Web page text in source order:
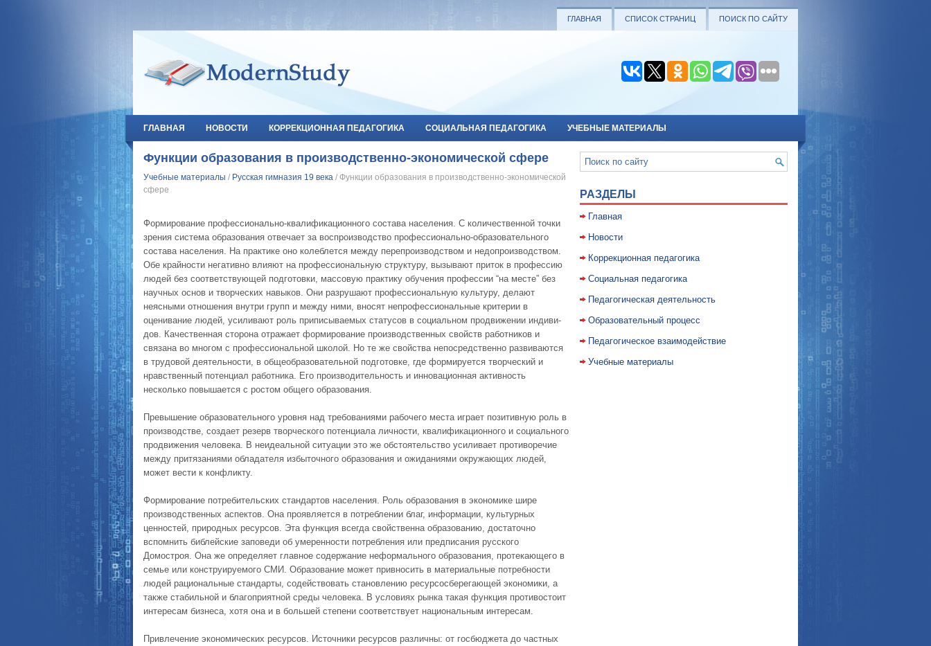
ГЛАВНАЯ СПИСОК СТРАНИЦ ПОИСК ПО САЙТУ
ГЛАВНАЯ НОВОСТИ КОРРЕКЦИОННАЯ ПЕДАГОГИКА СОЦИАЛЬНАЯ ПЕДАГОГИКА УЧЕБНЫЕ МАТЕРИАЛЫ
Функции образования в производственно-экономической сфере
Учебные материалы / Русская гимназия 19 века / Функции образования в производственно-экономической
сфере
Формирование профессионально-квалификационного состава населения. С коли­чественной точки
зрения система образования отвечает за воспроизводство профессио­нально-образовательного
состава населения. На практике оно колеблется между пере­производством и недопроизводством.
Обе крайности негативно влияют на профессио­нальную структуру, вызывают приток в профессию
людей без соответствующей подго­товки, массовую практику обучения профессии “на месте” без
научных основ и творче­ских навыков. Они разрушают профессиональную культуру, делают
неясными отноше­ния внутри групп и между ними, вносят непрофессиональные критерии в
оценивание людей, усиливают роль приписываемых статусов в социальном продвижении индиви­
дов. Качественная сторона отражает формирование производственных свойств работни­ков и
связана во многом с профессиональной школой. Но те же свойства непосредст­венно развиваются
в трудовой деятельности, в общеобразовательной подготовке, где формируется творческий и
нравственный потенциал работника. Его производительность и инновационная активность
несколько повышается с ростом общего образования.
Превышение образовательного уровня над требованиями рабочего места играет позитивную роль в
производстве, создает резерв творческого потенциала личности, квалификационного и социального
продвижения человека. В неидеальной ситуации это же обстоятельство усиливает противоречие
между притязаниями обладателя избыточ­ного образования и ожиданиями окружающих людей,
может вести к конфликту.
Формирование потребительских стандартов населения. Роль образования в эко­номике шире
производственных аспектов. Она проявляется в потреблении благ, инфор­мации, культурных
ценностей, природных ресурсов. Эта функция всегда свойственна образованию, достаточно
вспомнить библейские заповеди об умеренности потребления или предписания русского
Домостроя. Она же определяет главное содержание нефор­мального образования, протекающего в
семье или конструируемого СМИ. Образование может привносить в материальные потребности
людей рациональные стандарты, содей­ствовать становлению ресурсосберегающей экономики, а
также стабильной и благопри­ятной среды человека. В условиях рынка такая функция противостоит
интересам биз­неса, хотя она и в большей степени соответствует национальным интересам.
Привлечение экономических ресурсов. Источники ресурсов различны: от госбюд­жета до частных
РАЗДЕЛЫ
Главная
Новости
Коррекционная педагогика
Социальная педагогика
Педагогическая деятельность
Образовательный процесс
Педагогическое взаимодействие
Учебные материалы